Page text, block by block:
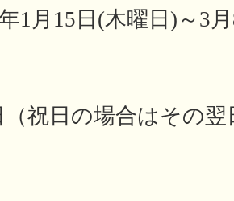
1月15日(木曜日)～3
祝日の場合はその